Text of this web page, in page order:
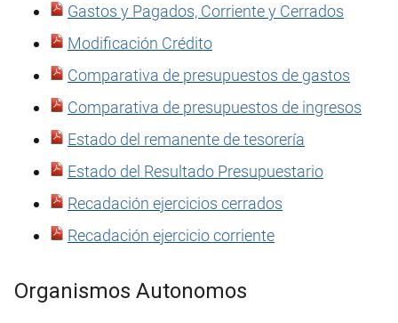
Gastos y Pagados, Corriente y Cerrados
Modificación Crédito
Comparativa de presupuestos de gastos
Comparativa de presupuestos de ingresos
Estado del remanente de tesorería
Estado del Resultado Presupuestario
Recadación ejercicios cerrados
Recadación ejercicio corriente
Organismos Autonomos